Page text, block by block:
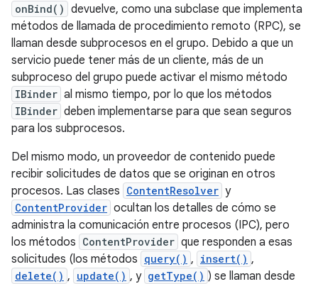
onBind() devuelve, como una subclase que implementa
métodos de llamada de procedimiento remoto (RPC), se
llaman desde subprocesos en el grupo. Debido a que un
servicio puede tener más de un cliente, más de un
subproceso del grupo puede activar el mismo método
IBinder al mismo tiempo, por lo que los métodos
IBinder deben implementarse para que sean seguros
para los subprocesos.
Del mismo modo, un proveedor de contenido puede
recibir solicitudes de datos que se originan en otros
procesos. Las clases ContentResolver y
ContentProvider ocultan los detalles de cómo se
administra la comunicación entre procesos (IPC), pero
los métodos ContentProvider que responden a esas
solicitudes (los métodos query() , insert() ,
delete() , update() , y getType() ) se llaman desde